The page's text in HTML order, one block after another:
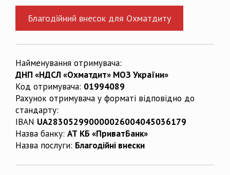
Благодійний внесок для Охматдиту
Найменування отримувача:
ДНП «НДСЛ «Охматдит» МОЗ України»
Код отримувача: 01994089
Рахунок отримувача у форматі відповідно до
стандарту:
IBAN UA283052990000026004045036179
Назва банку: АТ КБ «ПриватБанк»
Назва послуги: Благодійні внески